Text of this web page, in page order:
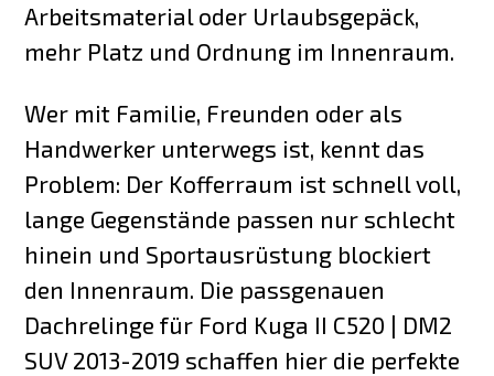
Arbeitsmaterial oder Urlaubsgepäck,
mehr Platz und Ordnung im Innenraum.
Wer mit Familie, Freunden oder als
Handwerker unterwegs ist, kennt das
Problem: Der Kofferraum ist schnell voll,
lange Gegenstände passen nur schlecht
hinein und Sportausrüstung blockiert
den Innenraum. Die passgenauen
Dachrelinge für Ford Kuga II C520 | DM2
SUV 2013-2019 schaffen hier die perfekte